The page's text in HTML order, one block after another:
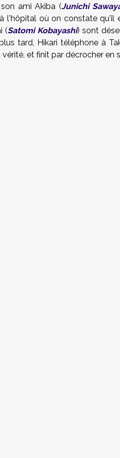
ami Akiba (Junichi
l'hôpital où on constate qu'il
(Satomi Kobayashi) sont
tard, Hikari téléphone à
et finit par décrocher en